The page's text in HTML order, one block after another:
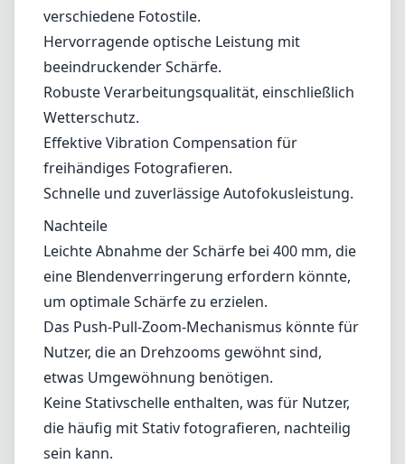
verschiedene Fotostile.
Hervorragende optische Leistung mit
beeindruckender Schärfe.
Robuste Verarbeitungsqualität, einschließlich
Wetterschutz.
Effektive Vibration Compensation für
freihändiges Fotografieren.
Schnelle und zuverlässige Autofokusleistung.
Nachteile
Leichte Abnahme der Schärfe bei 400 mm, die
eine Blendenverringerung erfordern könnte,
um optimale Schärfe zu erzielen.
Das Push-Pull-Zoom-Mechanismus könnte für
Nutzer, die an Drehzooms gewöhnt sind,
etwas Umgewöhnung benötigen.
Keine Stativschelle enthalten, was für Nutzer,
die häufig mit Stativ fotografieren, nachteilig
sein kann.